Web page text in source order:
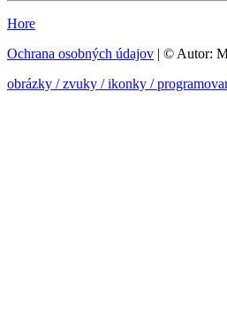
Hore
Ochrana osobných údajov | © Autor:
obrázky / zvuky / ikonky /